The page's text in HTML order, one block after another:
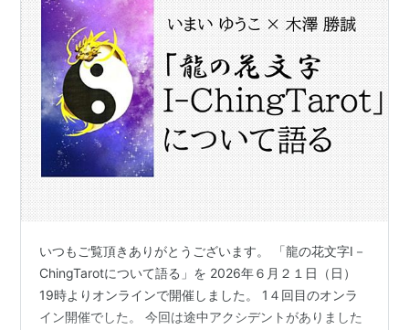
いつもご覧頂きありがとうございます。 「龍の花文字I－
ChingTarotについて語る」を 2026年６月２１日（日）
19時よりオンラインで開催しました。 1４回目のオンラ
イン開催でした。 今回は途中アクシデントがありました